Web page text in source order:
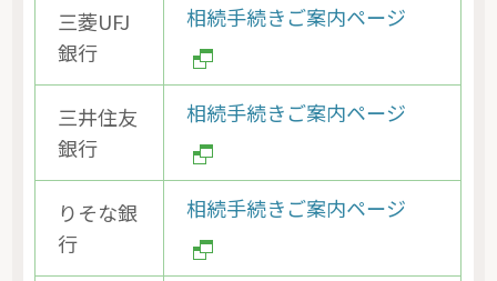
三菱UFJ
銀行
相続手続きご案内ページ
三井住友
銀行
相続手続きご案内ページ
りそな銀
行
相続手続きご案内ページ